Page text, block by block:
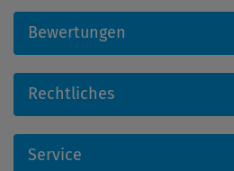
Bewertungen
Rechtliches
Service